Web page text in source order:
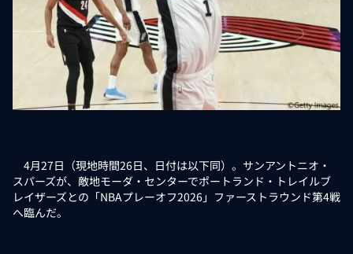
4月27日（現地時間26日、日付は以下同）。サンアントニオ・
スパーズが、敵地モーダ・センターでポートランド・トレイルブ
レイザーズとの「NBAプレーオフ2026」ファーストラウンド第4戦
へ臨んだ。